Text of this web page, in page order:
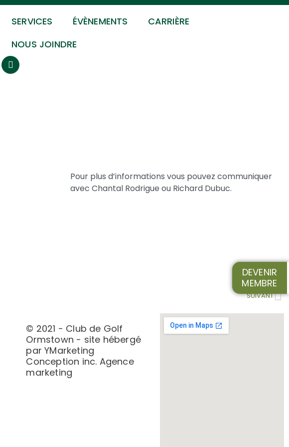
SERVICES ÉVÈNEMENTS
CARRIÈRE
NOUS JOINDRE
DEVENIR
MEMBRE
Pour plus d’informations vous pouvez communiquer
avec Chantal Rodrigue ou Richard Dubuc.
SUIVANT
© 2021 - Club de Golf
Ormstown - site hébergé
par YMarketing
Conception inc. Agence
marketing